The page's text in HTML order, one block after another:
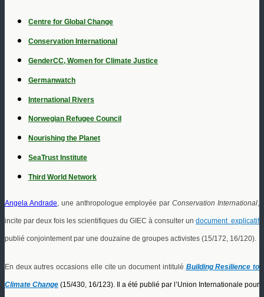
Centre for Global Change
Conservation International
GenderCC, Women for Climate Justice
Germanwatch
International Rivers
Norwegian Refugee Council
Nourishing the Planet
SeaTrust Institute
Third World Network
Angela Andrade, une anthropologue employée parConservation International,
incite par deux fois les scientifiques du GIEC à consulter un document explicatif
publié conjointement par une douzaine de groupes activistes (15/172, 16/120).
En deux autres occasions elle cite un document intitulé Building Resilience to
Climate Change (15/430, 16/123). Il a été publié par l’Union Internationale pour